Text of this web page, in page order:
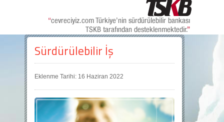
Sürdürülebilir İş
Eklenme Tarihi: 16 Haziran 2022